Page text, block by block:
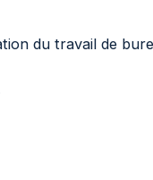
du travail de